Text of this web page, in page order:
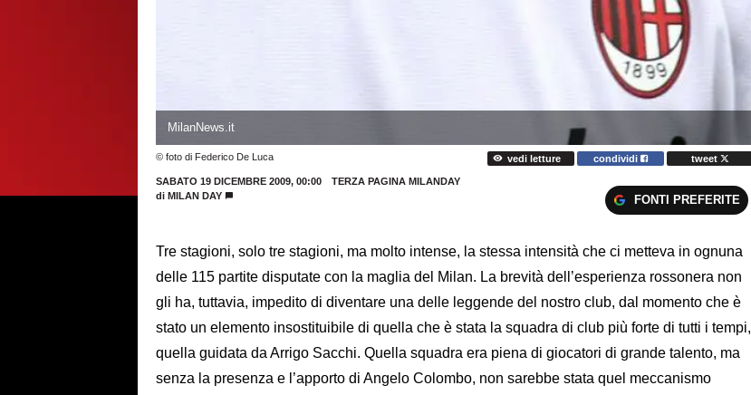
MilanNews.it
© foto di Federico De Luca vedi letture condividi tweet
SABATO 19 DICEMBRE 2009, 00:00
TERZA PAGINA MILANDAY
di MILAN DAY FONTI PREFERITE
Tre stagioni, solo tre stagioni, ma molto intense, la stessa intensità che ci metteva in ognuna
delle 115 partite disputate con la maglia del Milan. La brevità dell’esperienza rossonera non
gli ha, tuttavia, impedito di diventare una delle leggende del nostro club, dal momento che è
stato un elemento insostituibile di quella che è stata la squadra di club più forte di tutti i tempi,
quella guidata da Arrigo Sacchi. Quella squadra era piena di giocatori di grande talento, ma
senza la presenza e l’apporto di Angelo Colombo, non sarebbe stata quel meccanismo